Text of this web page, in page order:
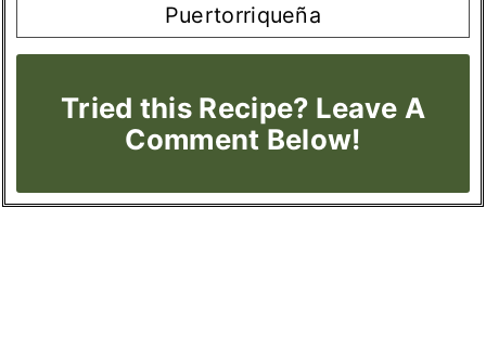
Puertorriqueña
Tried this Recipe? Leave A
Comment Below!